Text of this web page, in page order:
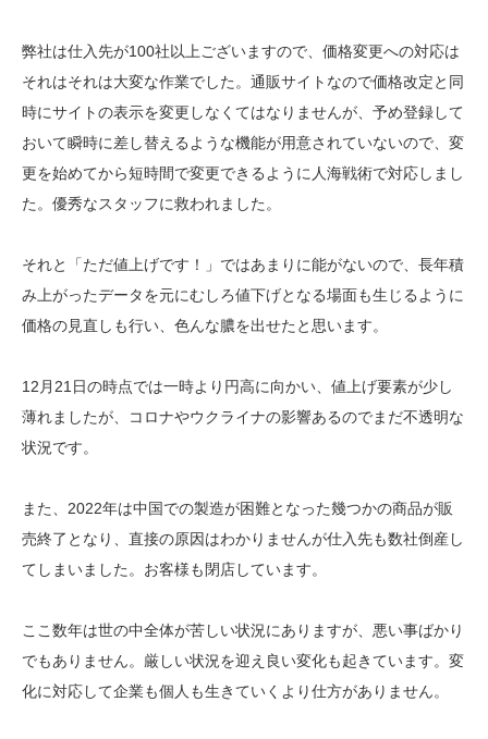
弊社は仕入先が100社以上ございますので、価格変更への対応は
それはそれは大変な作業でした。通販サイトなので価格改定と同
時にサイトの表示を変更しなくてはなりませんが、予め登録して
おいて瞬時に差し替えるような機能が用意されていないので、変
更を始めてから短時間で変更できるように人海戦術で対応しまし
た。優秀なスタッフに救われました。
それと「ただ値上げです！」ではあまりに能がないので、長年積
み上がったデータを元にむしろ値下げとなる場面も生じるように
価格の見直しも行い、色んな膿を出せたと思います。
12月21日の時点では一時より円高に向かい、値上げ要素が少し
薄れましたが、コロナやウクライナの影響あるのでまだ不透明な
状況です。
また、2022年は中国での製造が困難となった幾つかの商品が販
売終了となり、直接の原因はわかりませんが仕入先も数社倒産し
てしまいました。お客様も閉店しています。
ここ数年は世の中全体が苦しい状況にありますが、悪い事ばかり
でもありません。厳しい状況を迎え良い変化も起きています。変
化に対応して企業も個人も生きていくより仕方がありません。